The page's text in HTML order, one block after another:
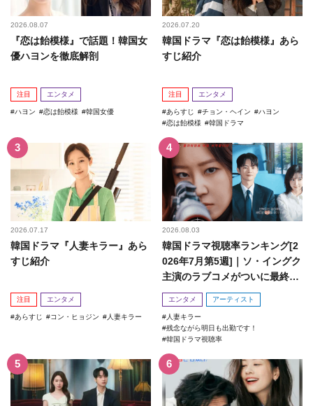
2026.08.07
『恋は飴模様』で話題！韓国女
優ハヨンを徹底解剖
注目 エンタメ
ハヨン 恋は飴模様 韓国女優
2026.07.20
韓国ドラマ『恋は飴模様』あら
すじ紹介
注目 エンタメ
あらすじ チョン・ヘイン
ハヨン
恋は飴模様
韓国ドラマ
2026.07.17
韓国ドラマ『人妻キラー』あら
すじ紹介
注目 エンタメ
あらすじ コン・ヒョジン 人妻キラー
2026.08.03
韓国ドラマ視聴率ランキング[2
026年7月第5週]｜ソ・イングク
主演のラブコメがついに最終
回！
エンタメ アーティスト
人妻キラー
残念ながら明日も出勤です！
韓国ドラマ視聴率